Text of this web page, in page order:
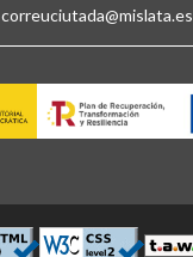
correuciutada@mislata.es